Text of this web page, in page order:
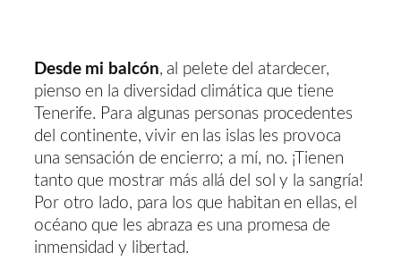
Desde mi balcón, al pelete del atardecer,
pienso en la diversidad climática que tiene
Tenerife. Para algunas personas procedentes
del continente, vivir en las islas les provoca
una sensación de encierro; a mí, no. ¡Tienen
tanto que mostrar más allá del sol y la sangría!
Por otro lado, para los que habitan en ellas, el
océano que les abraza es una promesa de
inmensidad y libertad.